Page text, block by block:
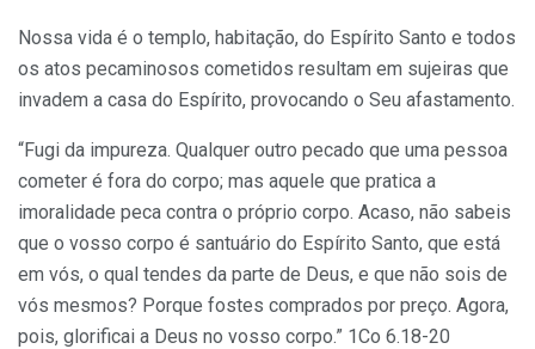
Nossa vida é o templo, habitação, do Espírito Santo e todos
os atos pecaminosos cometidos resultam em sujeiras que
invadem a casa do Espírito, provocando o Seu afastamento.
“Fugi da impureza. Qualquer outro pecado que uma pessoa
cometer é fora do corpo; mas aquele que pratica a
imoralidade peca contra o próprio corpo. Acaso, não sabeis
que o vosso corpo é santuário do Espírito Santo, que está
em vós, o qual tendes da parte de Deus, e que não sois de
vós mesmos? Porque fostes comprados por preço. Agora,
pois, glorificai a Deus no vosso corpo.” 1Co 6.18-20